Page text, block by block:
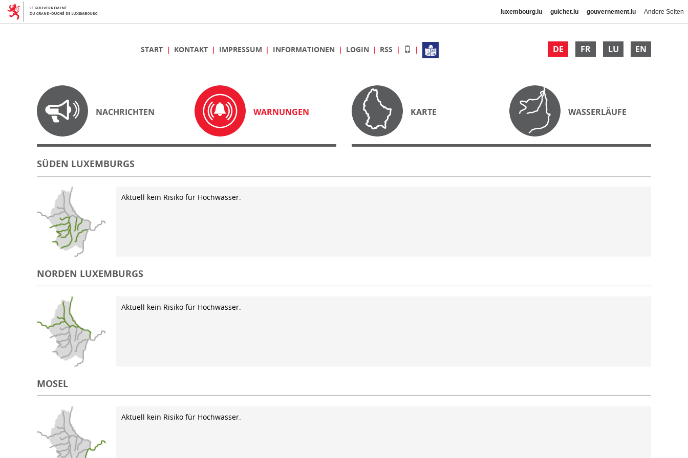
luxembourg.lu guichet.lu gouvernement.lu Andere Seiten
DE FR LU EN
START KONTAKT IMPRESSUM INFORMATIONEN LOGIN RSS
NACHRICHTEN WARNUNGEN KARTE WASSERLÄUFE
SÜDEN LUXEMBURGS
Aktuell kein Risiko für Hochwasser.
NORDEN LUXEMBURGS
Aktuell kein Risiko für Hochwasser.
MOSEL
Aktuell kein Risiko für Hochwasser.